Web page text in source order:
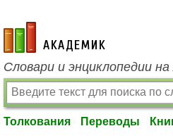
academic.ru
Словари и энциклопедии
Толкования Переводы